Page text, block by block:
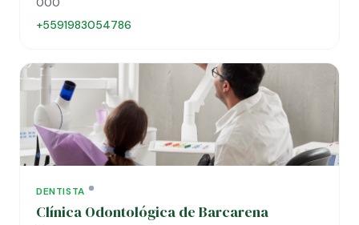
+5591983054786
DENTISTA
Clínica Odontológica de Barcarena